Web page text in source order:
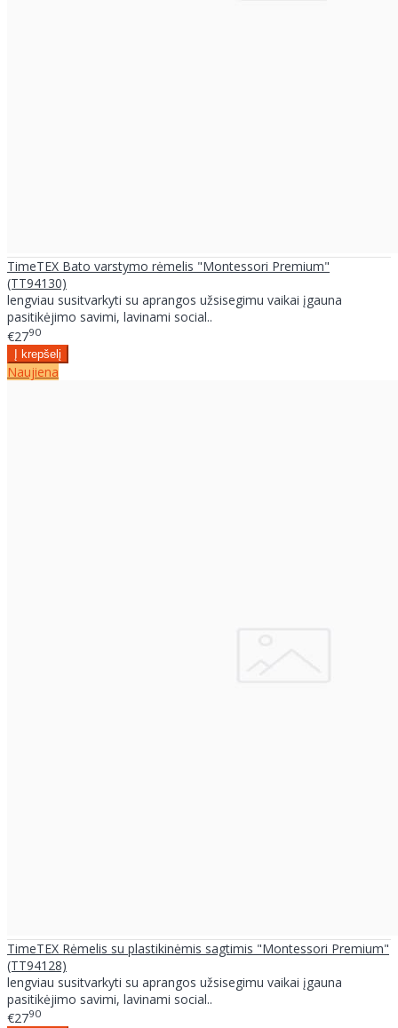
TimeTEX Bato varstymo rėmelis "Montessori Premium"
(TT94130)
lengviau susitvarkyti su aprangos užsisegimu vaikai įgauna
pasitikėjimo savimi, lavinami social..
€2790
Naujiena
TimeTEX Rėmelis su plastikinėmis sagtimis "Montessori Premium"
(TT94128)
lengviau susitvarkyti su aprangos užsisegimu vaikai įgauna
pasitikėjimo savimi, lavinami social..
€2790